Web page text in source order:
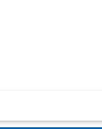
ubezpieczeniowych;